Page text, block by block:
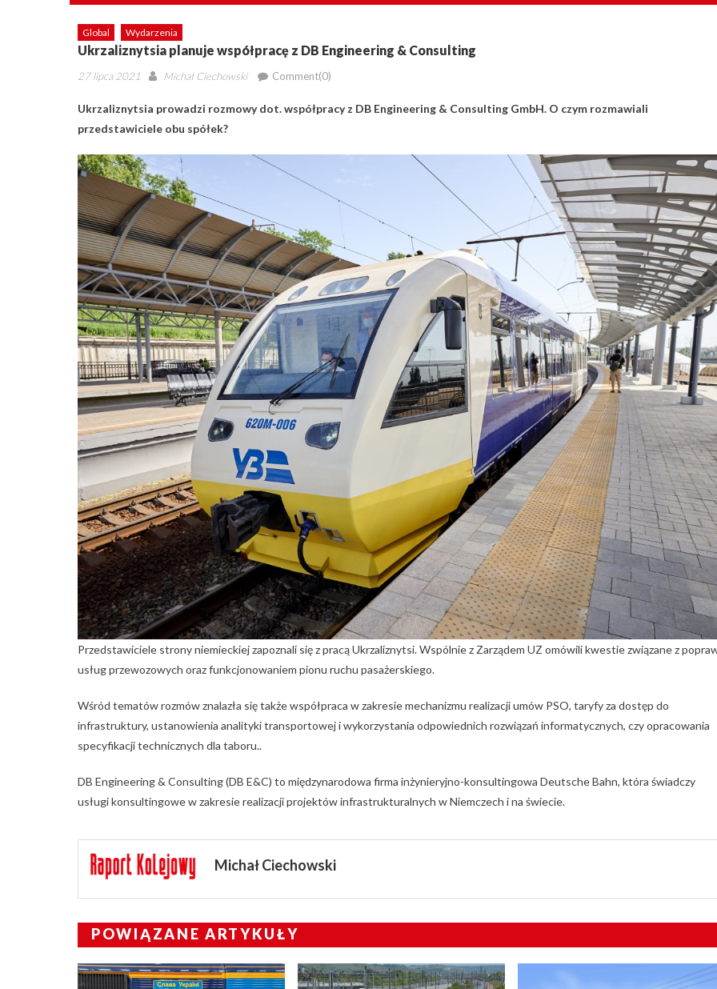
Global Wydarzenia
Ukrzaliznytsia planuje współpracę z DB Engineering & Consulting
Posted
27 lipca 2021 Author
Michał Ciechowski Comment(0)
Ukrzaliznytsia prowadzi rozmowy dot. współpracy z DB Engineering & Consulting GmbH. O czym rozmawiali
przedstawiciele obu spółek?
Przedstawiciele strony niemieckiej zapoznali się z pracą Ukrzaliznytsi. Wspólnie z Zarządem UZ omówili kwestie związane z
usług przewozowych oraz funkcjonowaniem pionu ruchu pasażerskiego.
Wśród tematów rozmów znalazła się także współpraca w zakresie mechanizmu realizacji umów PSO, taryfy za dostęp do
infrastruktury, ustanowienia analityki transportowej i wykorzystania odpowiednich rozwiązań informatycznych, czy opracowania
specyfikacji technicznych dla taboru..
DB Engineering & Consulting (DB E&C) to międzynarodowa firma inżynieryjno-konsultingowa Deutsche Bahn, która świadczy
usługi konsultingowe w zakresie realizacji projektów infrastrukturalnych w Niemczech i na świecie.
Michał Ciechowski
POWIĄZANE ARTYKUŁY